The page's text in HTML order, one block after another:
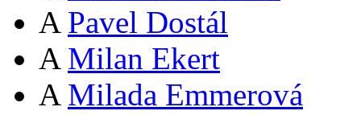
A Pavel Dostál
A Milan Ekert
A Milada Emmerová